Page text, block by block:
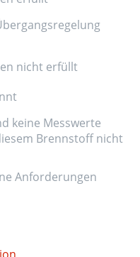
nicht erfüllt
keine Messwerte
Brennstoff nicht
Anforderungen